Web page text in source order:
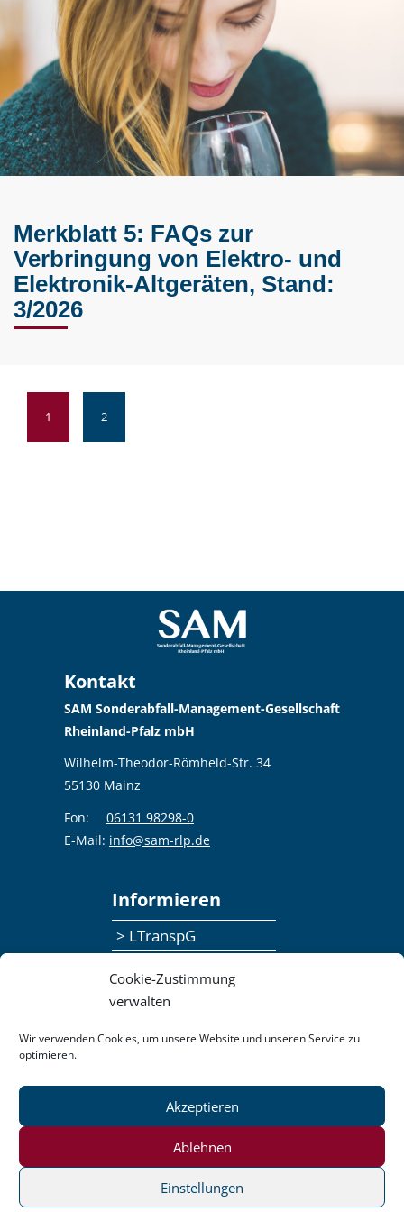
Cookie-Zustimmung
verwalten
Wir verwenden Cookies, um unsere Website und unseren Service zu
optimieren.
Akzeptieren
Ablehnen
Einstellungen
Merkblatt 5: FAQs zur
Verbringung von Elektro- und
Elektronik-Altgeräten, Stand:
3/2026
1 2
Kontakt
SAM Sonderabfall-Management-Gesellschaft
Rheinland-Pfalz mbH
Wilhelm-Theodor-Römheld-Str. 34
55130 Mainz
Fon:
06131 98298-0
E-Mail: info@sam-rlp.de
Informieren
> LTranspG
> Publikationen
Datenschutzerklärung
Impressum
Pressemitteilungen
Barrierefreiheit